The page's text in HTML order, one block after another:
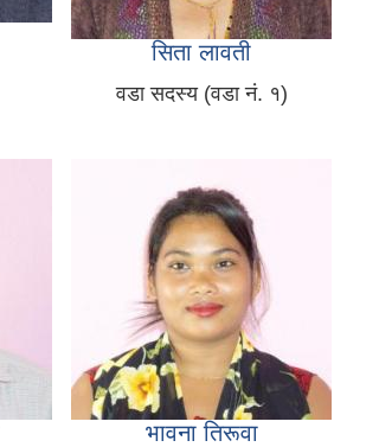
सिता लावती
वडा सदस्य (वडा नं. १)
भावना तिरूवा